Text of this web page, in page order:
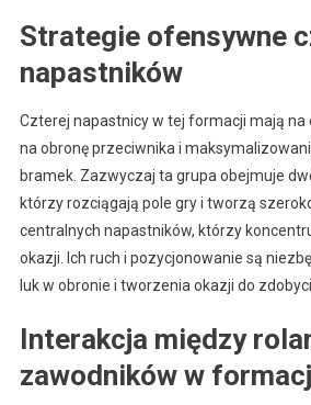
Strategie ofensywne
napastników
Czterej napastnicy w tej formacji mają na
na obronę przeciwnika i
bramek. Zazwyczaj ta grupa obejmuje
którzy rozciągają pole gry i tworzą
centralnych napastników, którzy
okazji. Ich ruch i pozycjonowanie są
luk w obronie i tworzenia okazji do
Interakcja między
zawodników w